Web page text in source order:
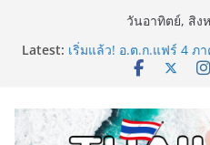
วันอาทิตย์, สิง
Latest: เริ่มแล้ว! อ.ต.ก.แฟร์ 4 ภ
ไทย สู่ใจกลางมหานคร”
ททท. ประกาศความสำเร็
5 ผนึก 9 พันธมิตร ขับเคลื่
ราชปณิธาน สร้างคุณค่าก